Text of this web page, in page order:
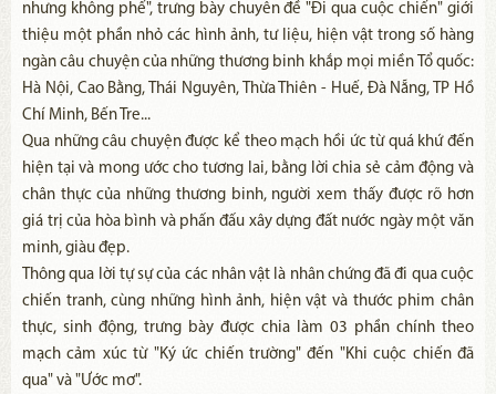
nhưng không phế", trưng bày chuyên đề "Đi qua cuộc chiến" giới
thiệu một phần nhỏ các hình ảnh, tư liệu, hiện vật trong số hàng
ngàn câu chuyện của những thương binh khắp mọi miền Tổ quốc:
Hà Nội, Cao Bằng, Thái Nguyên, Thừa Thiên - Huế, Đà Nẵng, TP Hồ
Chí Minh, Bến Tre...
Qua những câu chuyện được kể theo mạch hồi ức từ quá khứ đến
hiện tại và mong ước cho tương lai, bằng lời chia sẻ cảm động và
chân thực của những thương binh, người xem thấy được rõ hơn
giá trị của hòa bình và phấn đấu xây dựng đất nước ngày một văn
minh, giàu đẹp.
Thông qua lời tự sự của các nhân vật là nhân chứng đã đi qua cuộc
chiến tranh, cùng những hình ảnh, hiện vật và thước phim chân
thực, sinh động, trưng bày được chia làm 03 phần chính theo
mạch cảm xúc từ "Ký ức chiến trường" đến "Khi cuộc chiến đã
qua" và "Ước mơ".